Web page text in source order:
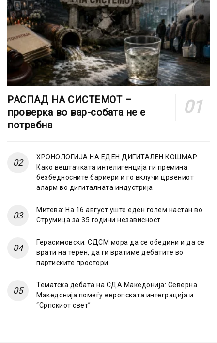
РАСПАД НА СИСТЕМОТ –
проверка во вар-собата не е
потребна
ХРОНОЛОГИЈА НА ЕДЕН ДИГИТАЛЕН КОШМАР:
Како вештачката интелигенција ги премина
безбедносните бариери и го вклучи црвениот
аларм во дигиталната индустрија
Митева: На 16 август уште еден голем настан во
Струмица за 35 години независност
Герасимовски: СДСМ мора да се обедини и да се
врати на терен, да ги вратиме дебатите во
партиските простори
Тематска дебата на СДА Македонија: Северна
Македонија помеѓу европската интеграција и
“Српскиот свет”